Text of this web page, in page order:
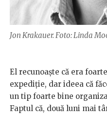
Jon Krakauer. Foto: Linda
El recunoaște că era
expediție, dar ideea că
un tip foarte bine
Faptul că, două luni mai